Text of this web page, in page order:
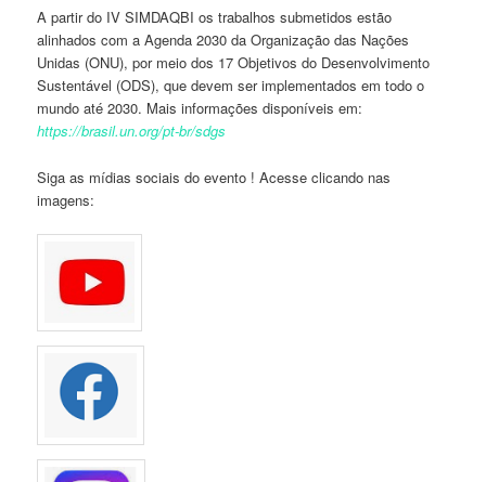
A partir do IV SIMDAQBI os trabalhos submetidos estão
alinhados com a Agenda 2030 da Organização das Nações
Unidas (ONU), por meio dos 17 Objetivos do Desenvolvimento
Sustentável (ODS), que devem ser implementados em todo o
mundo até 2030. Mais informações disponíveis em:
https://brasil.un.org/pt-br/sdgs
Siga as mídias sociais do evento ! Acesse clicando nas
imagens: